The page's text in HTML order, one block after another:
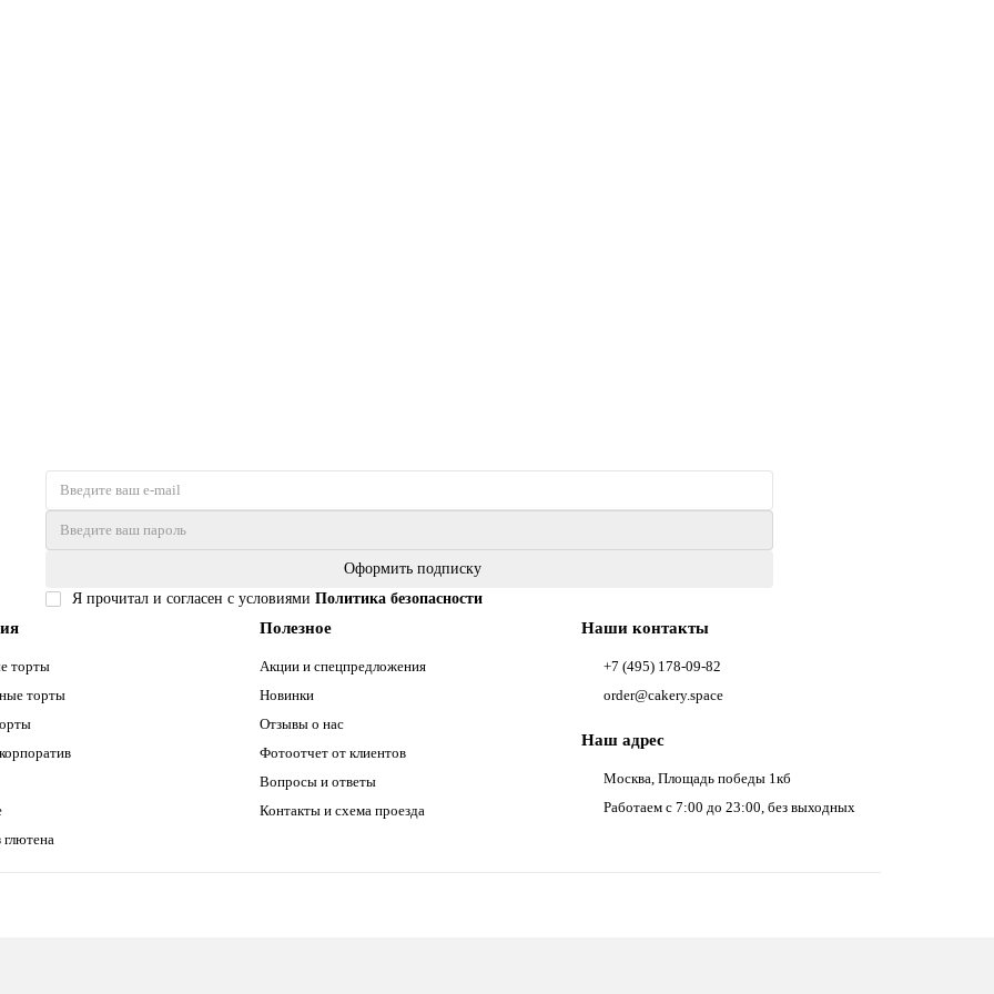
Оформить подписку
Я прочитал и согласен с условиями Политика безопасности
торты
торты
Полезное
Акции и спецпредложения
Новинки
Отзывы о нас
Фотоотчет от клиентов
Вопросы и ответы
Контакты и схема проезда
Наши контакты
+7 (495) 178-09-82
order@cakery.space
Наш адрес
Москва, Площадь победы 1кб
Работаем с 7:00 до 23:00, без выходных